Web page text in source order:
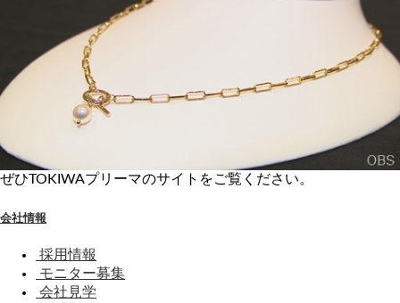
ぜひTOKIWAプリーマのサイトをご覧ください。
会社情報
採用情報
モニター募集
会社見学